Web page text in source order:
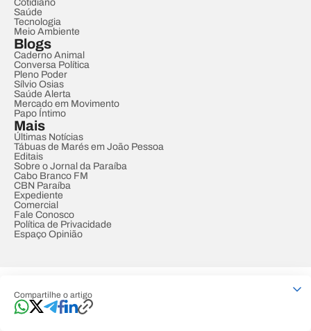
Compartilhe o artigo
Cotidiano
Saúde
Tecnologia
Meio Ambiente
Blogs
Caderno Animal
Conversa Política
Pleno Poder
Sílvio Osias
Saúde Alerta
Mercado em Movimento
Papo Íntimo
Mais
Últimas Notícias
Tábuas de Marés em João Pessoa
Editais
Sobre o Jornal da Paraíba
Cabo Branco FM
CBN Paraíba
Expediente
Comercial
Fale Conosco
Política de Privacidade
Espaço Opinião
Developed by Designed by